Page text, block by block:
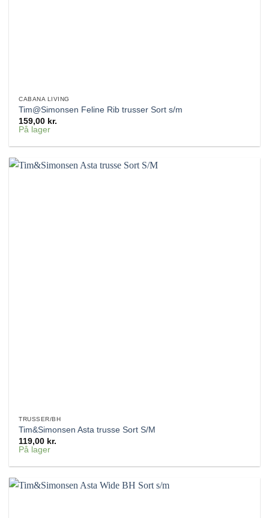
CABANA LIVING
Tim@Simonsen Feline Rib trusser Sort s/m
159,00 kr.
På lager
TRUSSER/BH
Tim&Simonsen Asta trusse Sort S/M
119,00 kr.
På lager